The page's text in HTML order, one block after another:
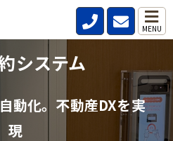
MENU
システム
動化。不動産DXを実
現
介会社の内見確認の
削減
確認。電話、FAXの手間をなくし